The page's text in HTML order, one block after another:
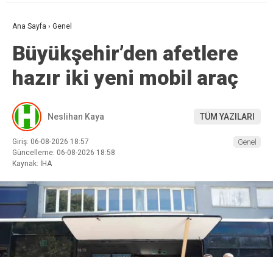
Ana Sayfa › Genel
Büyükşehir’den afetlere
hazır iki yeni mobil araç
Neslihan Kaya TÜM YAZILARI
Giriş: 06-08-2026 18:57
Güncelleme: 06-08-2026 18:58
Kaynak: İHA
Genel